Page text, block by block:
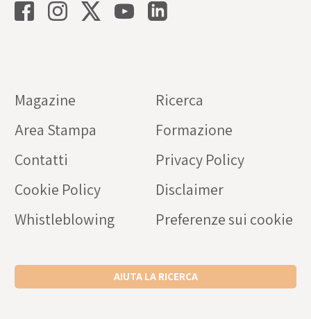
Magazine
Ricerca
Area Stampa
Formazione
Contatti
Privacy Policy
Cookie Policy
Disclaimer
Whistleblowing
Preferenze sui cookie
AIUTA LA RICERCA